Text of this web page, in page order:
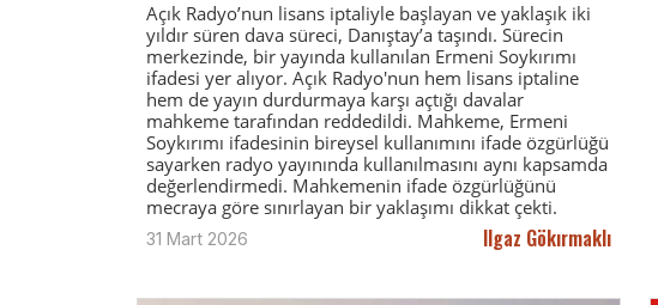
Açık Radyo’nun lisans iptaliyle başlayan ve yaklaşık iki
yıldır süren dava süreci, Danıştay’a taşındı. Sürecin
merkezinde, bir yayında kullanılan Ermeni Soykırımı
ifadesi yer alıyor. Açık Radyo'nun hem lisans iptaline
hem de yayın durdurmaya karşı açtığı davalar
mahkeme tarafından reddedildi. Mahkeme, Ermeni
Soykırımı ifadesinin bireysel kullanımını ifade özgürlüğü
sayarken radyo yayınında kullanılmasını aynı kapsamda
değerlendirmedi. Mahkemenin ifade özgürlüğünü
mecraya göre sınırlayan bir yaklaşımı dikkat çekti.
31 Mart 2026 Ilgaz Gökırmaklı